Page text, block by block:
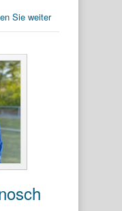
Sie weiter